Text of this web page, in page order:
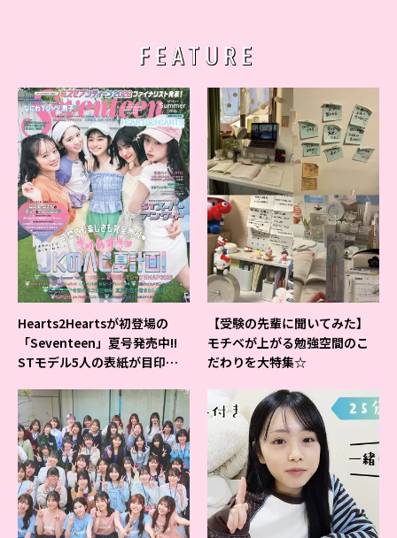
FEATURE
Hearts2Heartsが初登場の
「Seventeen」夏号発売中!!
STモデル5人の表紙が目印だ
【受験の先輩に聞いてみた】
モチベが上がる勉強空間のこ
だわりを大特集☆